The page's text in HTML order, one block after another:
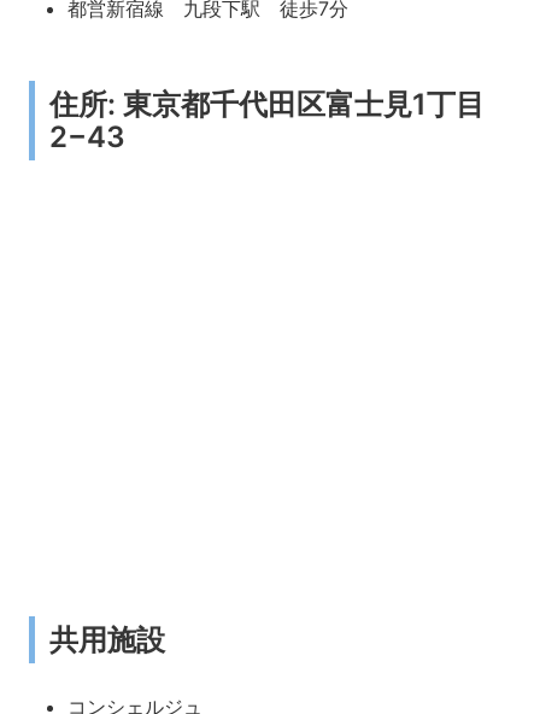
都営新宿線 九段下駅 徒歩7分
住所: 東京都千代田区富士見1丁目
2−43
共用施設
コンシェルジュ